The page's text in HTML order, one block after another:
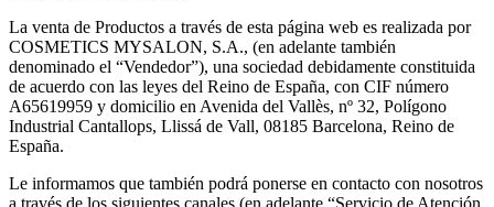
La venta de Productos a través de esta página web es realizada por
COSMETICS MYSALON, S.A., (en adelante también
denominado el “Vendedor”), una sociedad debidamente constituida
de acuerdo con las leyes del Reino de España, con CIF número
A65619959 y domicilio en Avenida del Vallès, nº 32, Polígono
Industrial Cantallops, Llissá de Vall, 08185 Barcelona, Reino de
España.
Le informamos que también podrá ponerse en contacto con nosotros
a través de los siguientes canales (en adelante “Servicio de Atención